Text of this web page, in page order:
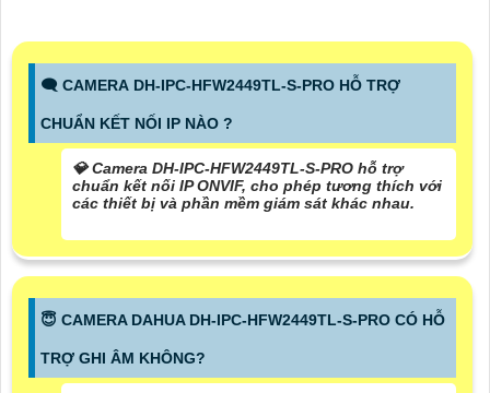
🗨️ CAMERA DH-IPC-HFW2449TL-S-PRO HỖ TRỢ
CHUẨN KẾT NỐI IP NÀO ?
💎 Camera DH-IPC-HFW2449TL-S-PRO hỗ trợ
chuẩn kết nối IP ONVIF, cho phép tương thích với
các thiết bị và phần mềm giám sát khác nhau.
😇 CAMERA DAHUA DH-IPC-HFW2449TL-S-PRO CÓ HỖ
TRỢ GHI ÂM KHÔNG?